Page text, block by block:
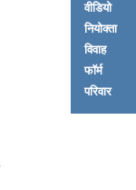
वीडियो
नियोक्ता
विवाह
फॉर्म
परिवार